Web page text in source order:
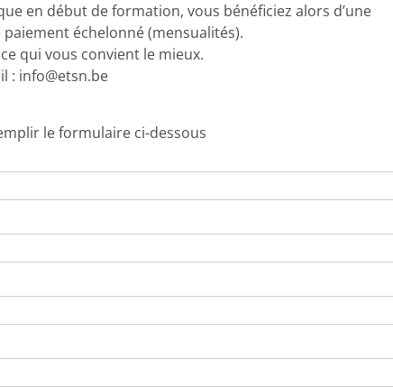
en début de formation, vous bénéficiez alors d’une
échelonné (mensualités).
qui vous convient le mieux.
: info@etsn.be
le formulaire ci-dessous